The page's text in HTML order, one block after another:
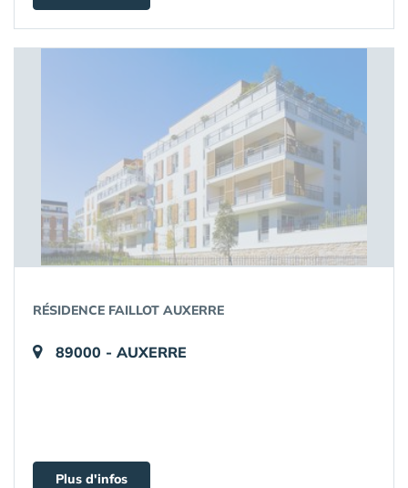
RÉSIDENCE FAILLOT AUXERRE
89000 - AUXERRE
Plus d'infos